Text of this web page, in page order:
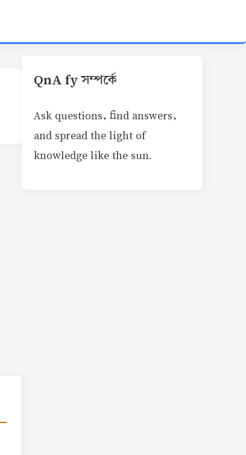
QnA fy সম্পর্কে
Ask questions, find answers,
and spread the light of
knowledge like the sun.